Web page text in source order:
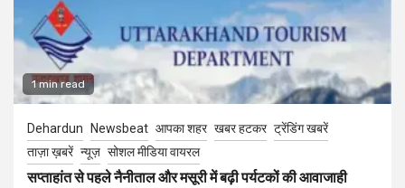
1 min read
Dehardun Newsbeat आपका शहर खबर हटकर ट्रेंडिंग खबरें
ताज़ा ख़बरें न्यूज़ सोशल मीडिया वायरल
सप्ताहांत से पहले नैनीताल और मसूरी में बढ़ी पर्यटकों की आवाजाही